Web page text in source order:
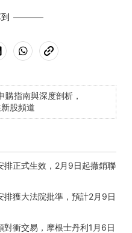
購指南與深度剖析，
股頻道
正式生效，2月9日起撤銷聯
獲大法院批準，預計2月9日
衝交易，摩根士丹利1月6日